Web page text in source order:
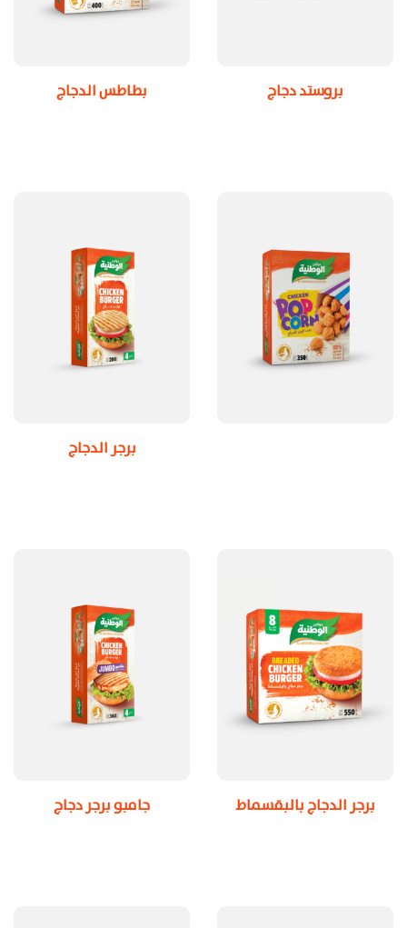
بروستد دجاج بطاطس الدجاج
برجر الدجاج
برجر الدجاج بالبقسماط جامبو برجر دجاج